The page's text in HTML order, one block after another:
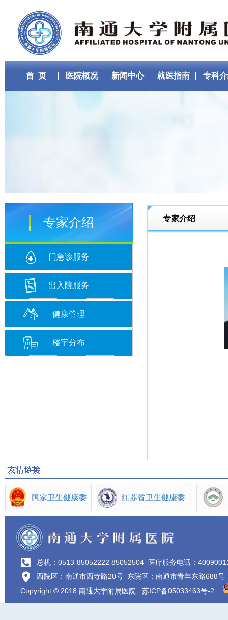
首 页 医院概况 新闻中心 就医指南 专科
专家介绍
门急诊服务
出入院服务
健康管理
楼宇分布
专家介绍
总机：0513-85052222 85052504 医疗服务电话：
西院区：南通市西寺路20号 东院区：南通市青年东路688号
Copyright © 2018 南通大学附属医院 苏ICP备05033463号-2